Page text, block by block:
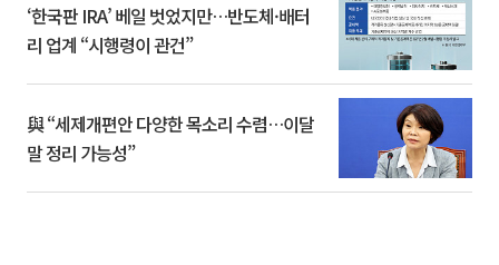
‘한국판 IRA’ 베일 벗었지만…반도체·배터
리 업계 “시행령이 관건”
與 “세제개편안 다양한 목소리 수렴…이달
말 정리 가능성”